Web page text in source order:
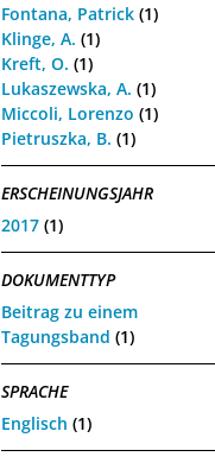
Fontana, Patrick (1)
Klinge, A. (1)
Kreft, O. (1)
Lukaszewska, A. (1)
Miccoli, Lorenzo (1)
Pietruszka, B. (1)
ERSCHEINUNGSJAHR
2017 (1)
DOKUMENTTYP
Beitrag zu einem
Tagungsband (1)
SPRACHE
Englisch (1)